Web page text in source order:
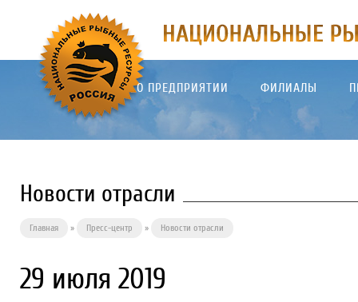
О ПРЕДПРИЯТИИ ФИЛИАЛЫ
Новости отрасли
Главная » Пресс-центр » Новости отрасли
29 июля 2019